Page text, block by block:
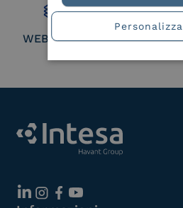
WEBUILD Consortium
Personalizza